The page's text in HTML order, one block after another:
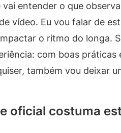
vai entender o que
vídeo. Eu vou falar de
o ritmo do longa.
com boas
também vou deixar
oficial costuma